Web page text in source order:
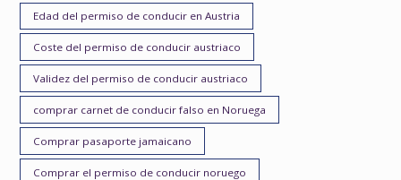
Edad del permiso de conducir en Austria
Coste del permiso de conducir austriaco
Validez del permiso de conducir austriaco
comprar carnet de conducir falso en Noruega
Comprar pasaporte jamaicano
Comprar el permiso de conducir noruego